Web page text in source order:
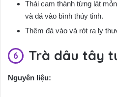
Thái cam thành từng lát
và đá vào bình thủy tinh.
Thêm đá vào và rót ra ly
Trà dâu tây
Nguyên liệu: